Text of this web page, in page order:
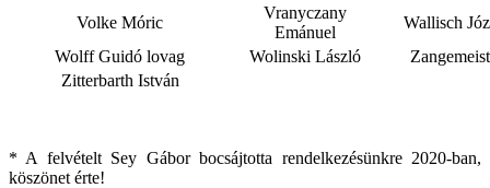
Volke Móric
Vranyczany
Emánuel
Wallisch
Wolff Guidó lovag
Wolinski László
Zitterbarth István
* A felvételt Sey Gábor bocsájtotta rendelkezésünkre 2020-ban,
köszönet érte!